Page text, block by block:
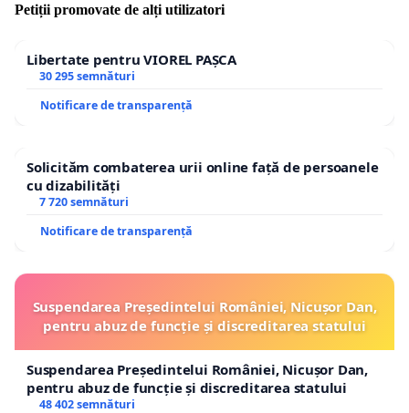
Petiții promovate de alți utilizatori
Libertate pentru VIOREL PAȘCA
30 295 semnături
Notificare de transparență
Solicităm combaterea urii online față de persoanele
cu dizabilități
7 720 semnături
Notificare de transparență
Suspendarea Președintelui României, Nicușor Dan,
pentru abuz de funcție și discreditarea statului
Suspendarea Președintelui României, Nicușor Dan,
pentru abuz de funcție și discreditarea statului
48 402 semnături